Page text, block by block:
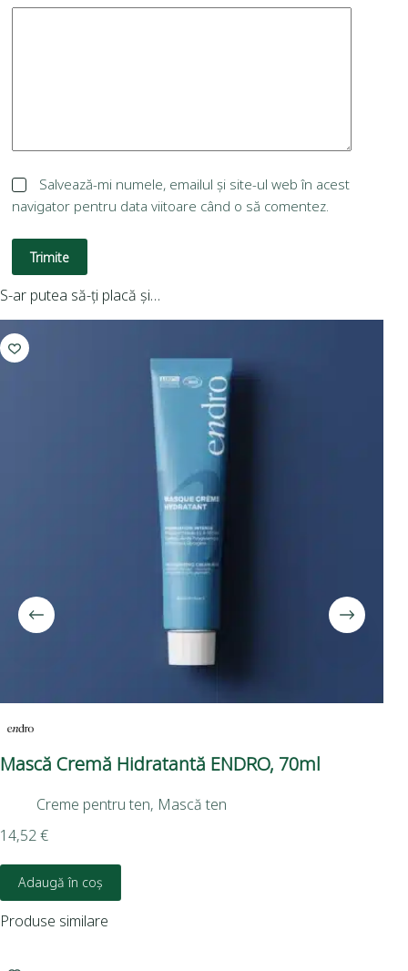
Salvează-mi numele, emailul și site-ul web în acest
navigator pentru data viitoare când o să comentez.
Trimite
S-ar putea să-ți placă și…
Mască Cremă Hidratantă ENDRO, 70ml
Creme pentru ten, Mască ten
14,52€
Adaugă în coș
Produse similare